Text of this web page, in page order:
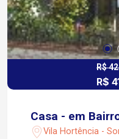
R$
R$
Casa - em
Vila Hortência -